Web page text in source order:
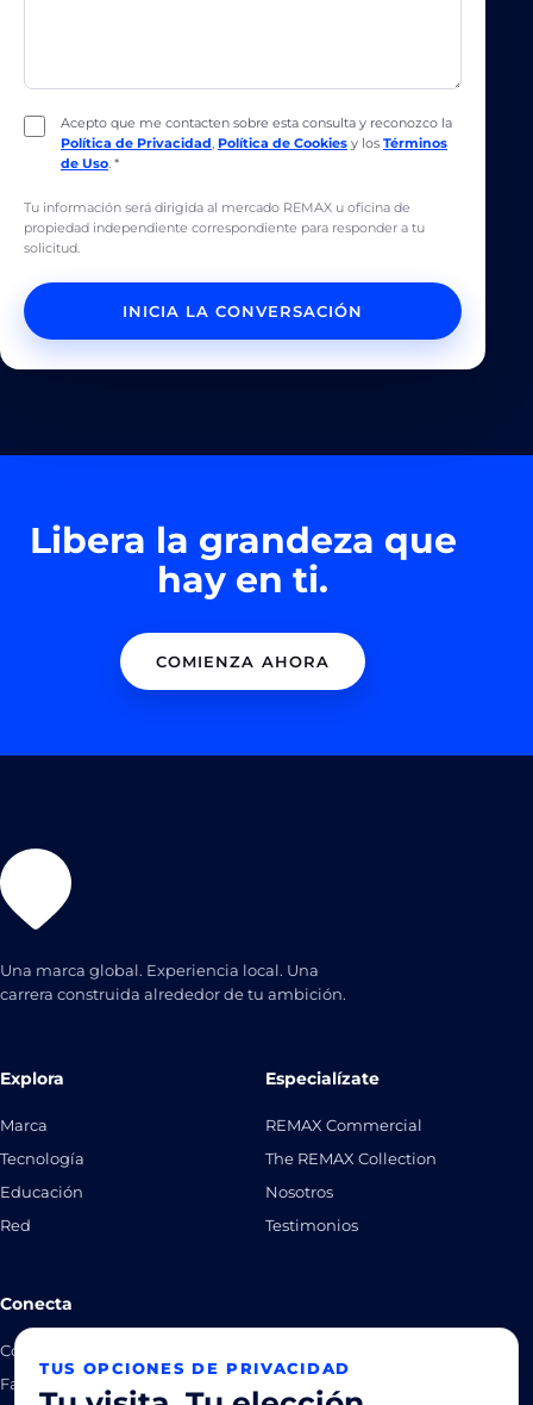
Acepto que me contacten sobre esta consulta y reconozco la
Política de Privacidad, Política de Cookies y los Términos
de Uso. *
Tu información será dirigida al mercado REMAX u oficina de
propiedad independiente correspondiente para responder a tu
solicitud.
INICIA LA CONVERSACIÓN
Libera la grandeza que
hay en ti.
COMIENZA AHORA
Una marca global. Experiencia local. Una
carrera construida alrededor de tu ambición.
Explora
Marca
Tecnología
Educación
Red
Especialízate
REMAX Commercial
The REMAX Collection
Nosotros
Testimonios
Conecta
Comienza ahora
Facebook
TUS OPCIONES DE PRIVACIDAD